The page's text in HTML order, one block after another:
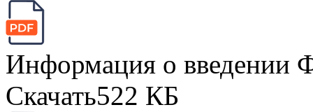
Информация о
Скачать522 КБ